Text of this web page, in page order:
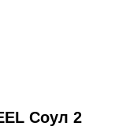
Соул 2